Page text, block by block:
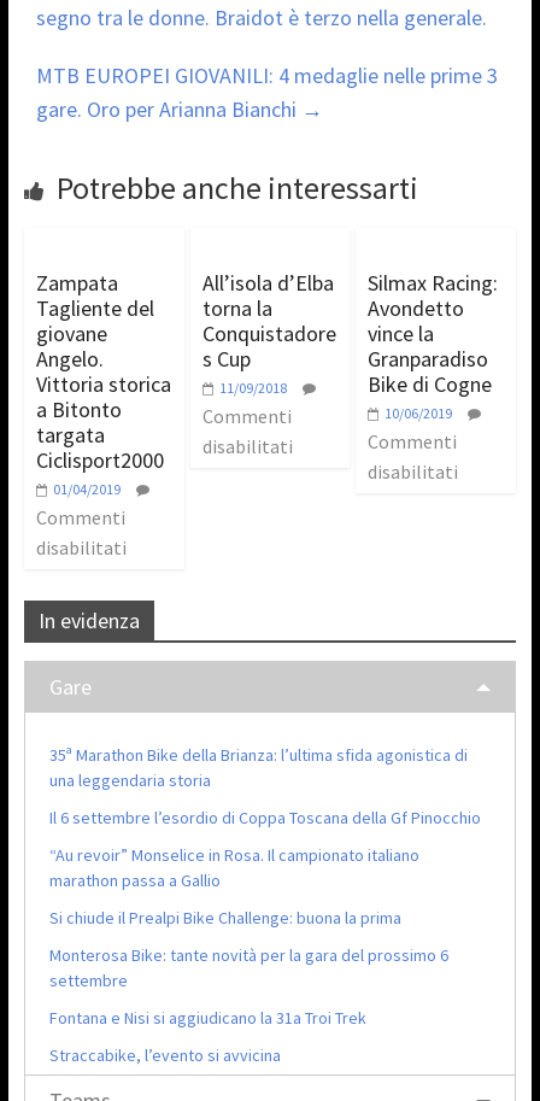
segno tra le donne. Braidot è terzo nella generale.
MTB EUROPEI GIOVANILI: 4 medaglie nelle prime 3
gare. Oro per Arianna Bianchi →
Potrebbe anche interessarti
Zampata
Tagliente del
giovane
Angelo.
Vittoria storica
a Bitonto
targata
Ciclisport2000
01/04/2019
Commenti
disabilitati
All’isola d’Elba
torna la
Conquistadore
s Cup
11/09/2018
Commenti
disabilitati
Silmax Racing:
Avondetto
vince la
Granparadiso
Bike di Cogne
10/06/2019
Commenti
disabilitati
In evidenza
Gare
35ª Marathon Bike della Brianza: l’ultima sfida agonistica di
una leggendaria storia
Il 6 settembre l’esordio di Coppa Toscana della Gf Pinocchio
“Au revoir” Monselice in Rosa. Il campionato italiano
marathon passa a Gallio
Si chiude il Prealpi Bike Challenge: buona la prima
Monterosa Bike: tante novità per la gara del prossimo 6
settembre
Fontana e Nisi si aggiudicano la 31a Troi Trek
Straccabike, l’evento si avvicina